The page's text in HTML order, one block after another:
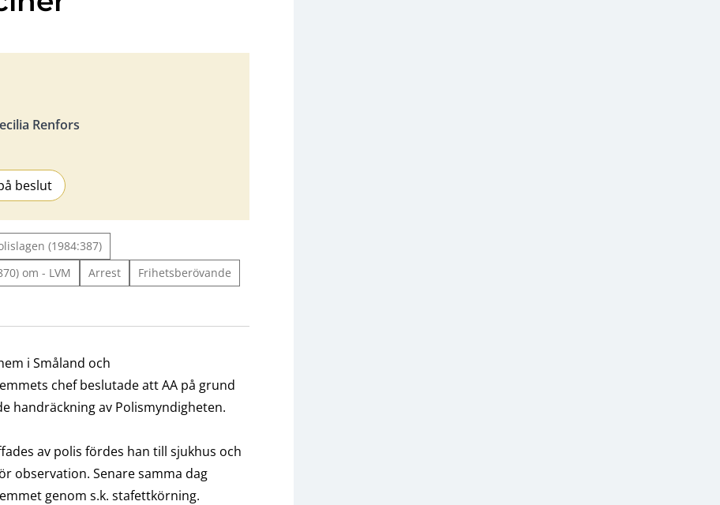
Renfors
beslut
(1984:387)
om - LVM
Arrest
Frihetsberövande
i Småland och
chef beslutade att AA på grund
handräckning av Polismyndigheten.
av polis fördes han till sjukhus och
observation. Senare samma dag
genom s.k. stafettkörning.